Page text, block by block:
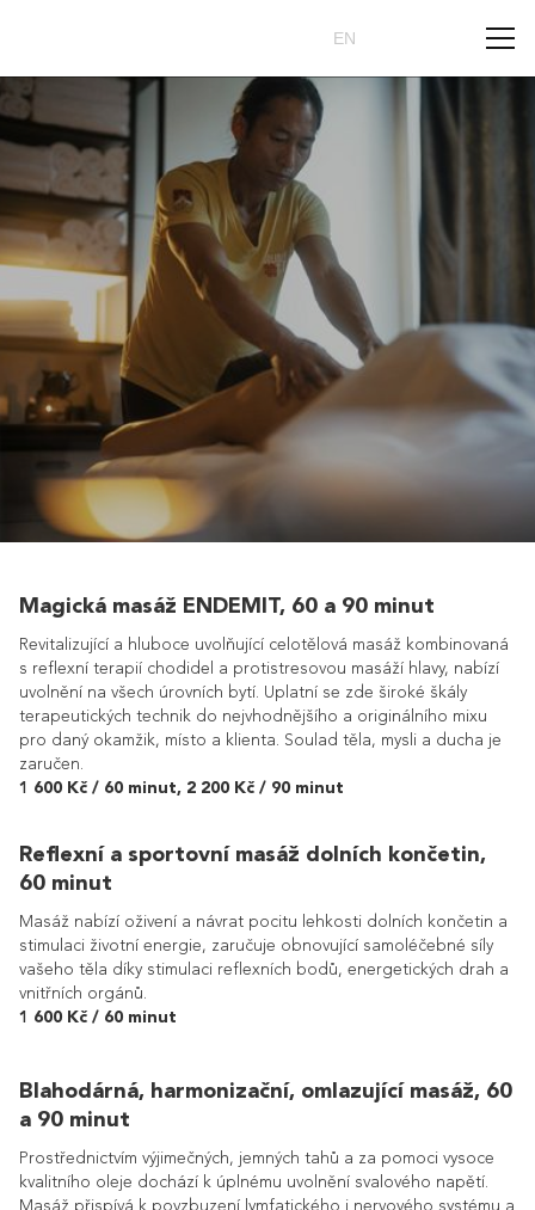
EN
Magická masáž ENDEMIT, 60 a 90 minut
Revitalizující a hluboce uvolňující celotělová masáž kombinovaná
s reflexní terapií chodidel a protistresovou masáží hlavy, nabízí
uvolnění na všech úrovních bytí. Uplatní se zde široké škály
terapeutických technik do nejvhodnějšího a originálního mixu
pro daný okamžik, místo a klienta. Soulad těla, mysli a ducha je
zaručen.
1 600 Kč / 60 minut, 2 200 Kč / 90 minut
Reflexní a sportovní masáž dolních končetin,
60 minut
Masáž nabízí oživení a návrat pocitu lehkosti dolních končetin a
stimulaci životní energie, zaručuje obnovující samoléčebné síly
vašeho těla díky stimulaci reflexních bodů, energetických drah a
vnitřních orgánů.
1 600 Kč / 60 minut
Blahodárná, harmonizační, omlazující masáž, 60
a 90 minut
Prostřednictvím výjimečných, jemných tahů a za pomoci vysoce
kvalitního oleje dochází k úplnému uvolnění svalového napětí.